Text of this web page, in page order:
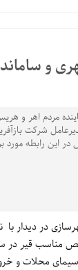
و
مردم اهر و
شرکت
این رابطه مورد
در دیدار
مناسب قیر در
محلات و